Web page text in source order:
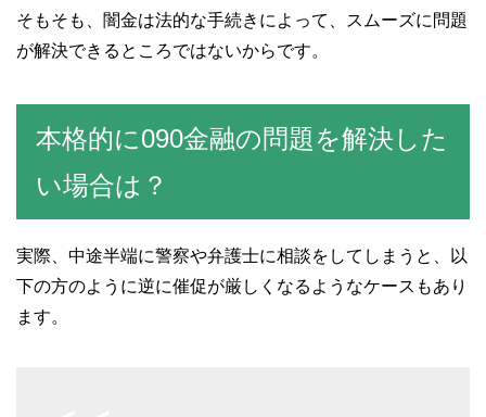
そもそも、闇金は法的な手続きによって、スムーズに問題
が解決できるところではないからです。
本格的に090金融の問題を解決した
い場合は？
実際、中途半端に警察や弁護士に相談をしてしまうと、以
下の方のように逆に催促が厳しくなるようなケースもあり
ます。